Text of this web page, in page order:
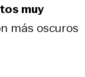
muy
más oscuros